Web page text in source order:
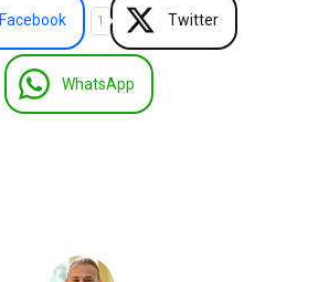
Facebook 1 Twitter
WhatsApp